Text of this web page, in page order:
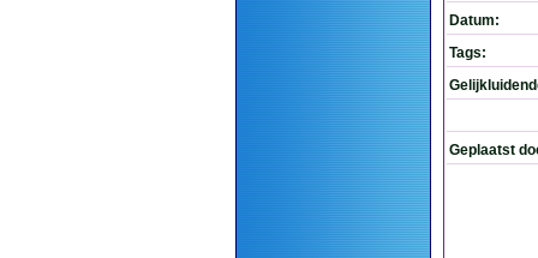
Datum:
Tags:
Geplaatst